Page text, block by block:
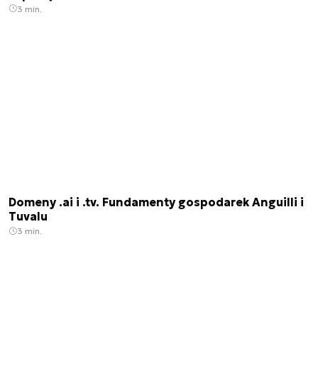
3 min.
Domeny .ai i .tv. Fundamenty gospodarek Anguilli i
Tuvalu
3 min.